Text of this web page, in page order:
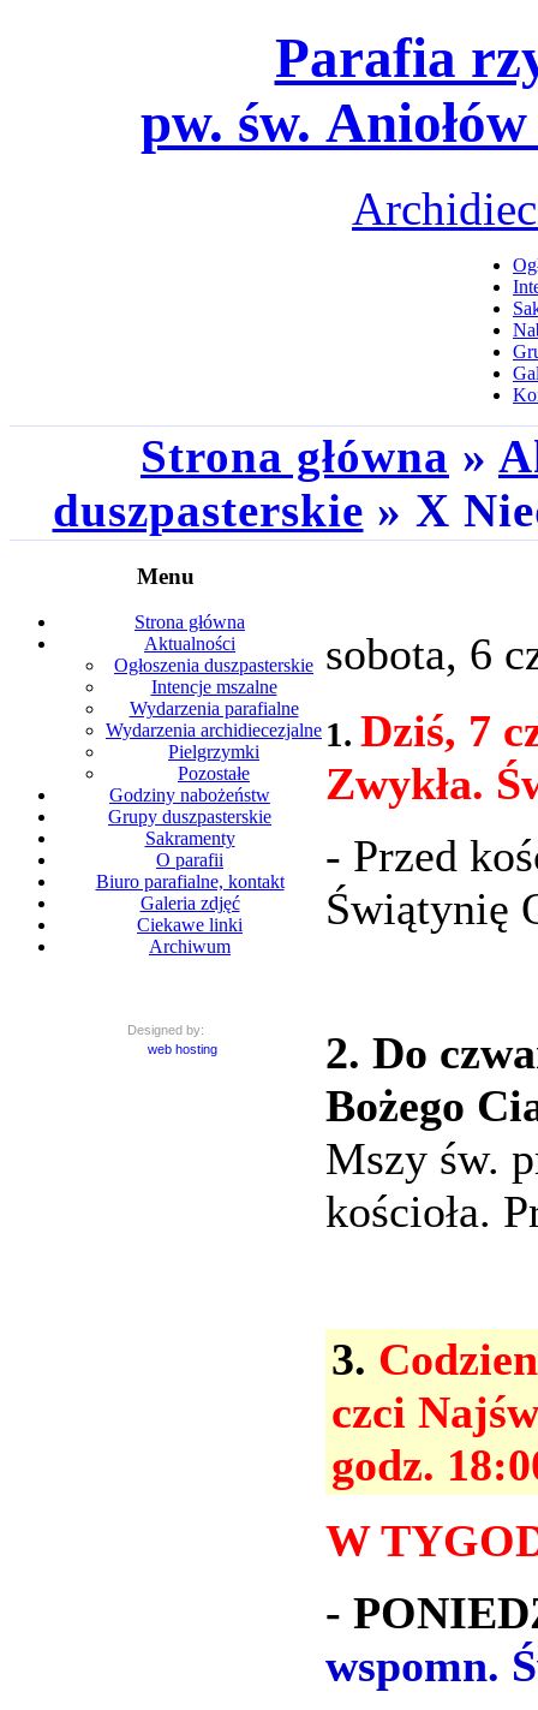
Parafia
pw. św.
Strona główna »
duszpasterskie » X
Menu
Strona główna
Aktualności
Ogłoszenia duszpasterskie
Intencje mszalne
Wydarzenia parafialne
Wydarzenia archidiecezjalne
Pielgrzymki
Pozostałe
Godziny nabożeństw
Grupy duszpasterskie
Sakramenty
O parafii
Biuro parafialne, kontakt
Galeria zdjęć
Ciekawe linki
Archiwum
Designed by:
web hosting
sobota, 6
1. Dziś, 7
Zwykła.
- Przed
Świątynię
2. Do
Bożego
Mszy św.
kościoła.
3.
czci
godz.
W
-
wspomn.